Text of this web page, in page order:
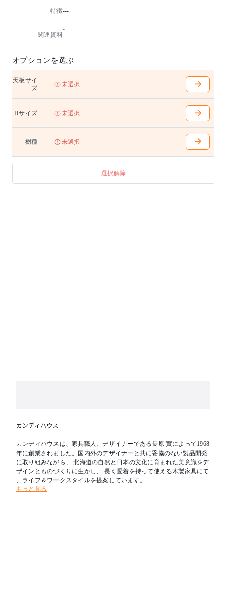
い部分まで緻密にデザインされた脚部にもご注目くだ
いつもと違う高さが、ワークスペースに新鮮な印象を
椅子、テーブルともにタモ材は北海道産を使用してい
ます。
W1500〜2700mm(100mm間隔で選択可能)
0)mm
脚内はW1500の場合は1135mm、W1600〜1700の場合は
1235mm、W1800〜2000の場合は1285mm、W2100〜23
00の場合は1555mm、W2400〜2700の場合は1835mmと
アジャスター付き
テーブル天板はランダムマッチです。
特徴---
関連資料
-
オプションを選ぶ
天板サイ
ズ
未選択
Hサイズ 未選択
樹種 未選択
選択解除
カンディハウス
カンディハウスは、家具職人、デザイナーである長原 實によって1968
年に創業されました。国内外のデザイナーと共に妥協のない製品開発
に取り組みながら、 北海道の自然と日本の文化に育まれた美意識をデ
ザインとものづくりに生かし、 長く愛着を持って使える木製家具にて
、ライフ＆ワークスタイルを提案しています。
もっと見る